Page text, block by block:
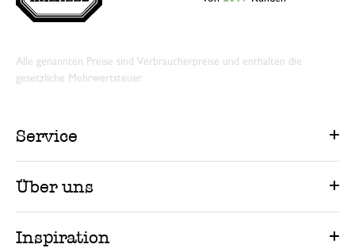
Alle genannten Preise sind Verbraucherpreise und enthalten die
gesetzliche Mehrwertsteuer.
Service
Über uns
Inspiration